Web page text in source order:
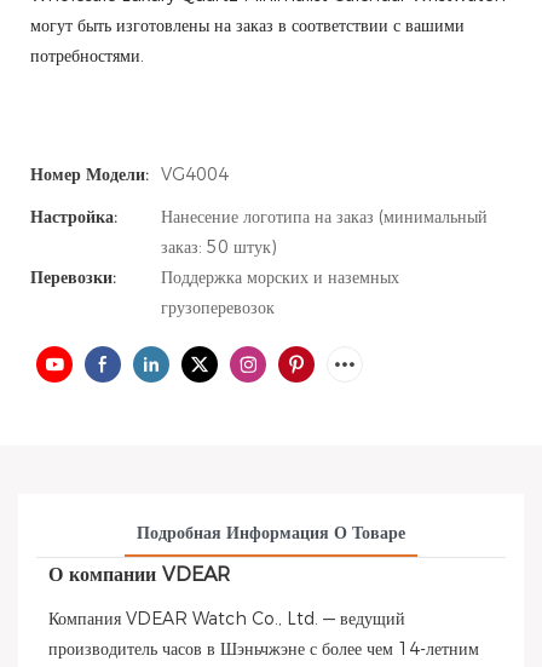
могут быть изготовлены на заказ в соответствии с вашими
потребностями.
Номер Модели: VG4004
Настройка:
Нанесение логотипа на заказ (минимальный
заказ: 50 штук)
Перевозки:
Поддержка морских и наземных
грузоперевозок
Подробная Информация О Товаре
О компании VDEAR
Компания VDEAR Watch Co., Ltd. — ведущий
производитель часов в Шэньчжэне с более чем 14-летним